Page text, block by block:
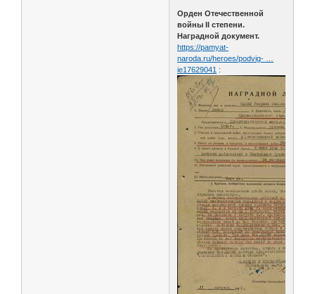
Орден Отечественной
войны II степени.
Наградной документ.
https://pamyat-
naroda.ru/heroes/podvig- …
ie17629041 :